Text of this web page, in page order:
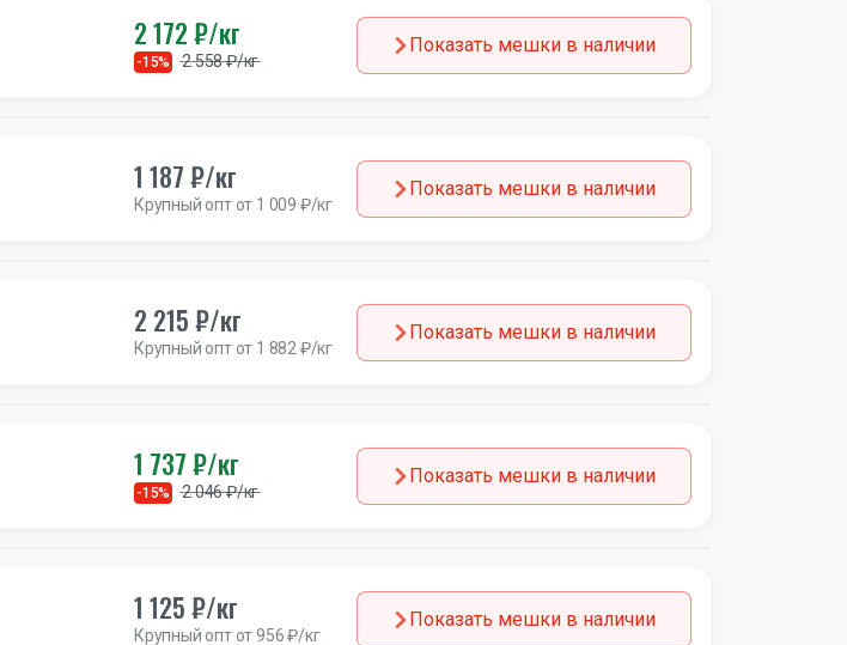
2 172 ₽/кг
-15% 2 558 ₽/кг
Показать мешки в наличии
1 187 ₽/кг
Крупный опт от 1 009 ₽/кг
Показать мешки в наличии
2 215 ₽/кг
Крупный опт от 1 882 ₽/кг
Показать мешки в наличии
1 737 ₽/кг
-15% 2 046 ₽/кг
Показать мешки в наличии
1 125 ₽/кг
Крупный опт от 956 ₽/кг
Показать мешки в наличии